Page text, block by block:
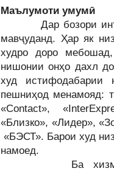
Маълумоти умумӣ
Дар бозори
мавҷуданд. Ҳар як
худро доро
нишонии онҳо дахл
худ истифодабарии
пешниҳод менамояд:
«Contact»,
«Близко», «Лидер»,
«БЭСТ». Барои худ
намоед.
Ба хизмати